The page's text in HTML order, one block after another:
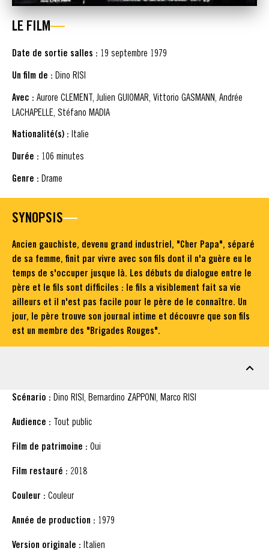
LE FILM
Date de sortie salles : 19 septembre 1979
Un film de : Dino RISI
Avec : Aurore CLEMENT, Julien GUIOMAR, Vittorio GASMANN, Andrée
LACHAPELLE, Stéfano MADIA
Nationalité(s) : Italie
Durée : 106 minutes
Genre : Drame
SYNOPSIS
Ancien gauchiste, devenu grand industriel, "Cher Papa", séparé
de sa femme, finit par vivre avec son fils dont il n'a guère eu le
temps de s'occuper jusque là. Les débuts du dialogue entre le
père et le fils sont difficiles : le fils a visiblement fait sa vie
ailleurs et il n'est pas facile pour le père de le connaître. Un
jour, le père trouve son journal intime et découvre que son fils
est un membre des "Brigades Rouges".
Scénario : Dino RISI, Bernardino ZAPPONI, Marco RISI
Audience : Tout public
Film de patrimoine : Oui
Film restauré : 2018
Couleur : Couleur
Année de production : 1979
Version originale : Italien